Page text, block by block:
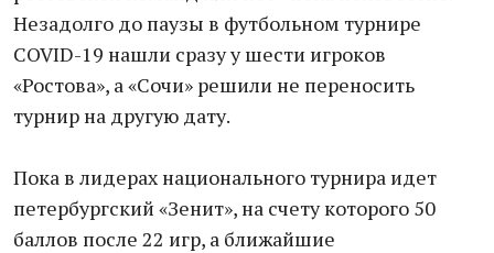
Незадолго до паузы в футбольном турнире
COVID-19 нашли сразу у шести игроков
«Ростова», а «Сочи» решили не переносить
турнир на другую дату.
Пока в лидерах национального турнира идет
петербургский «Зенит», на счету которого 50
баллов после 22 игр, а ближайшие